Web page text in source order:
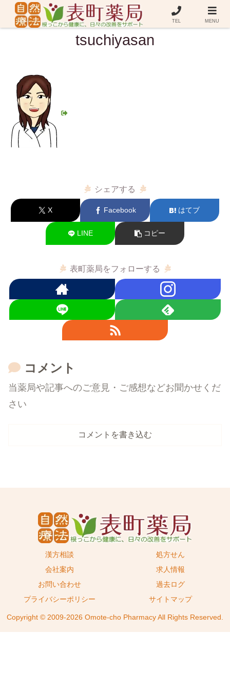
tsuchiyasan
シェアする
X Facebook はてブ
LINE コピー
表町薬局をフォローする
コメント
当薬局や記事へのご意見・ご感想などお聞かせくだ
さい
コメントを書き込む
漢方相談
処方せん
会社案内
求人情報
お問い合わせ
過去ログ
プライバシーポリシー
サイトマップ
Copyright © 2009-2026 Omote-cho Pharmacy All Rights Reserved.
TEL MENU